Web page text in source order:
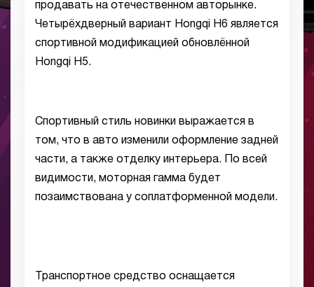
продавать на отечественном авторынке.
Четырёхдверный вариант Hongqi H6 является
спортивной модификацией обновлённой
Hongqi H5.
Спортивный стиль новинки выражается в
том, что в авто изменили оформление задней
части, а также отделку интерьера. По всей
видимости, моторная гамма будет
позаимствована у соплатформенной модели.
Транспортное средство оснащается